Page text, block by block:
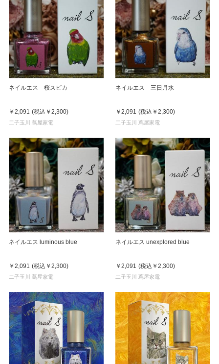
ネイルエス 桜スピカ
￥2,091 (税込 ￥2,300)
二子玉川 蔦屋家電
ネイルエス 三日月水
￥2,091 (税込 ￥2,300)
二子玉川 蔦屋家電
ネイルエス luminous blue
￥2,091 (税込 ￥2,300)
二子玉川 蔦屋家電
ネイルエス unexplored blue
￥2,091 (税込 ￥2,300)
二子玉川 蔦屋家電